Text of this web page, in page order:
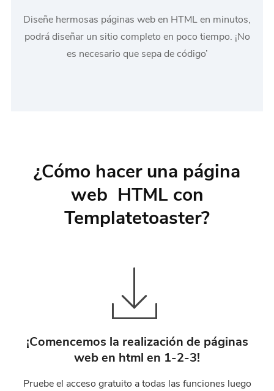
Diseñe hermosas páginas web en HTML en minutos,
podrá diseñar un sitio completo en poco tiempo. ¡No
es necesario que sepa de código’
¿Cómo hacer una página
web HTML con
Templatetoaster?
¡Comencemos la realización de páginas
web en html en 1-2-3!
Pruebe el acceso gratuito a todas las funciones luego